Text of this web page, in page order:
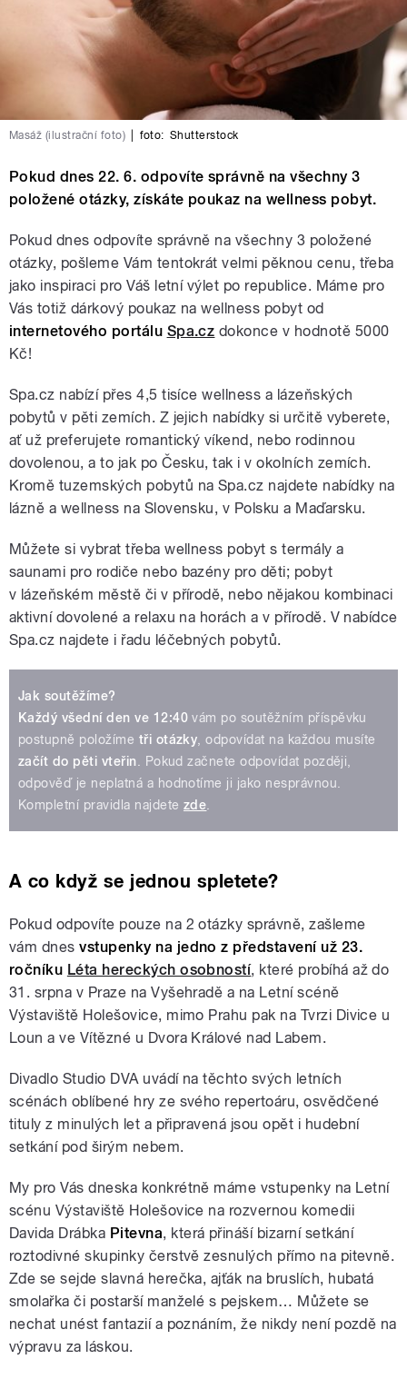
Masáž (ilustrační foto) foto: Shutterstock
Pokud dnes 22. 6. odpovíte správně na všechny 3
položené otázky, získáte poukaz na wellness pobyt.
Pokud dnes odpovíte správně na všechny 3 položené
otázky, pošleme Vám tentokrát velmi pěknou cenu, třeba
jako inspiraci pro Váš letní výlet po republice. Máme pro
Vás totiž dárkový poukaz na wellness pobyt od
internetového portálu Spa.cz dokonce v hodnotě 5000
Kč!
Spa.cz nabízí přes 4,5 tisíce wellness a lázeňských
pobytů v pěti zemích. Z jejich nabídky si určitě vyberete,
ať už preferujete romantický víkend, nebo rodinnou
dovolenou, a to jak po Česku, tak i v okolních zemích.
Kromě tuzemských pobytů na Spa.cz najdete nabídky na
lázně a wellness na Slovensku, v Polsku a Maďarsku.
Můžete si vybrat třeba wellness pobyt s termály a
saunami pro rodiče nebo bazény pro děti; pobyt
v lázeňském městě či v přírodě, nebo nějakou kombinaci
aktivní dovolené a relaxu na horách a v přírodě. V nabídce
Spa.cz najdete i řadu léčebných pobytů.
Jak soutěžíme?
Každý všední den ve 12:40 vám po soutěžním příspěvku
postupně položíme tři otázky , odpovídat na každou musíte
začít do pěti vteřin . Pokud začnete odpovídat později,
odpověď je neplatná a hodnotíme ji jako nesprávnou.
Kompletní pravidla najdete zde
A co když se jednou spletete?
Pokud odpovíte pouze na 2 otázky správně, zašleme
vám dnesvstupenky na jedno z představení už 23.
ročníku Léta hereckých osobností, které probíhá až do
31. srpna v Praze na Vyšehradě a na Letní scéně
Výstaviště Holešovice, mimo Prahu pak na Tvrzi Divice u
Loun a ve Vítězné u Dvora Králové nad Labem.
Divadlo Studio DVA uvádí na těchto svých letních
scénách oblíbené hry ze svého repertoáru, osvědčené
tituly z minulých let a připravená jsou opět i hudební
setkání pod širým nebem.
My pro Vás dneska konkrétně máme vstupenky na Letní
scénu Výstaviště Holešovice na rozvernou komedii
Davida Drábka Pitevna, která přináší bizarní setkání
roztodivné skupinky čerstvě zesnulých přímo na pitevně.
Zde se sejde slavná herečka, ajťák na bruslích, hubatá
smolařka či postarší manželé s pejskem… Můžete se
nechat unést fantazií a poznáním, že nikdy není pozdě na
výpravu za láskou.